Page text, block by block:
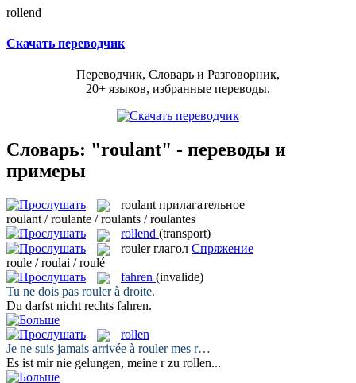
rollend
Скачать переводчик
Переводчик, Словарь и Разговорник,
20+ языков, избранные переводы.
Словарь: "roulant" - переводы и
примеры
roulant прилагательное
roulant / roulante / roulants / roulantes
rollend (transport)
rouler глагол Спряжение
roule / roulai / roulé
fahren (invalide)
Tu ne dois pas roulerà droite.
Du darfst nicht rechts fahren.
rollen
Je ne suis jamais arrivée à roulermes r…
Es ist mir nie gelungen, meine r zu rollen...